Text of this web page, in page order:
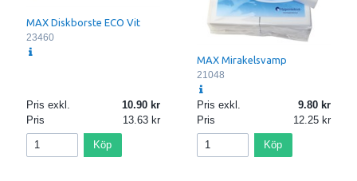
MAX Diskborste ECO Vit
23460
Pris exkl.
10.90
Pris
13.63
Köp
MAX Mirakelsvamp
21048
Pris exkl.
9.80
Pris
12.25
Köp